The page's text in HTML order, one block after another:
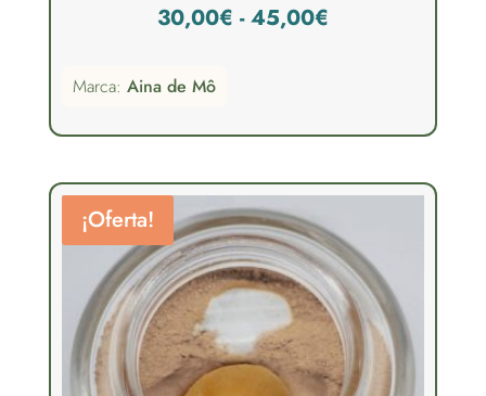
30,00€ - 45,00€Rango
desde
hasta
45,00€
Marca: Aina de Mô
¡Oferta!